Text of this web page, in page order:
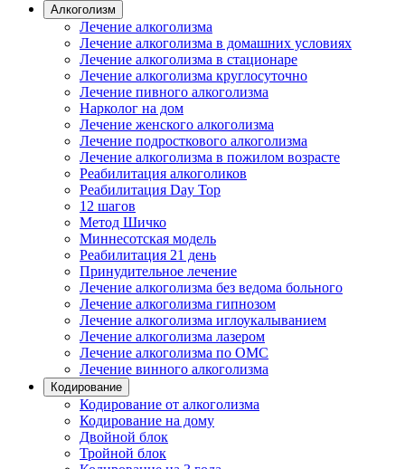
Алкоголизм
Лечение алкоголизма
Лечение алкоголизма в домашних условиях
Лечение алкоголизма в стационаре
Лечение алкоголизма круглосуточно
Лечение пивного алкоголизма
Нарколог на дом
Лечение женского алкоголизма
Лечение подросткового алкоголизма
Лечение алкоголизма в пожилом возрасте
Реабилитация алкоголиков
Реабилитация Day Top
12 шагов
Метод Шичко
Миннесотская модель
Реабилитация 21 день
Принудительное лечение
Лечение алкоголизма без ведома больного
Лечение алкоголизма гипнозом
Лечение алкоголизма иглоукалыванием
Лечение алкоголизма лазером
Лечение алкоголизма по ОМС
Лечение винного алкоголизма
Кодирование
Кодирование от алкоголизма
Кодирование на дому
Двойной блок
Тройной блок